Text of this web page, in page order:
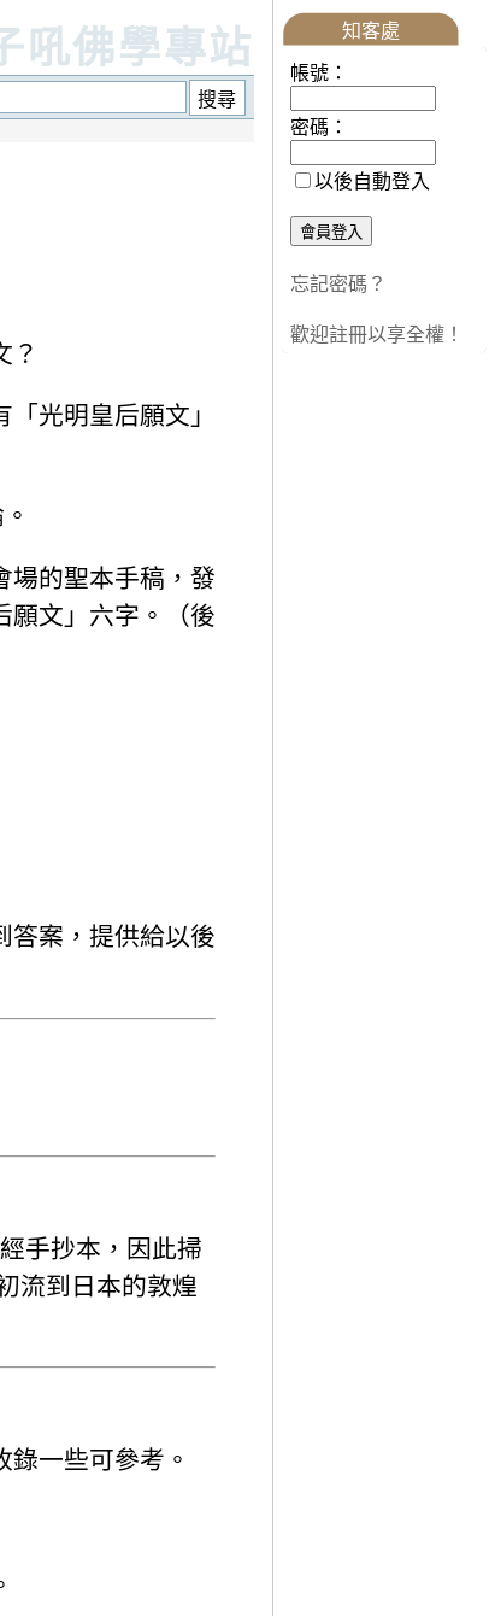
吼佛學專站
？
光明皇后願文」
場的聖本手稿，發
願文」六字。（後
答案，提供給以後
手抄本，因此掃
流到日本的敦煌
一些可參考。
知客處
帳號：
密碼：
以後自動登入
忘記密碼？
歡迎註冊以享全權！